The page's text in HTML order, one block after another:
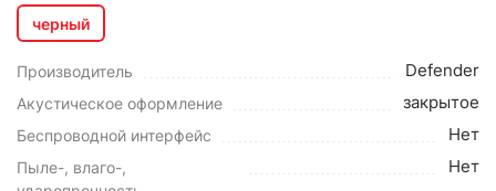
черный
Производитель Defender
Акустическое оформление закрытое
Беспроводной интерфейс Нет
Пыле-, влаго-,
Нет